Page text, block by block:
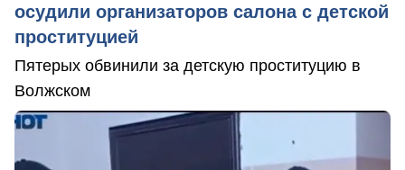
осудили организаторов салона с детской
проституцией
Пятерых обвинили за детскую проституцию в
Волжском